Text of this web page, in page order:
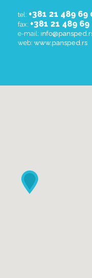
tel: +381 21 489 69
fax: +381 21 489 69
e-mail:
web: www.pansped.rs